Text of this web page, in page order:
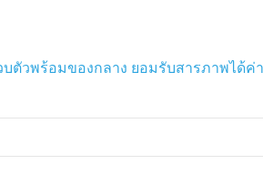
วพร้อมของกลาง ยอมรับสารภาพได้ค่า